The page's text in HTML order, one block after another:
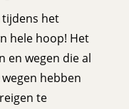
het
hele hoop! Het
en wegen die al
hebben
te